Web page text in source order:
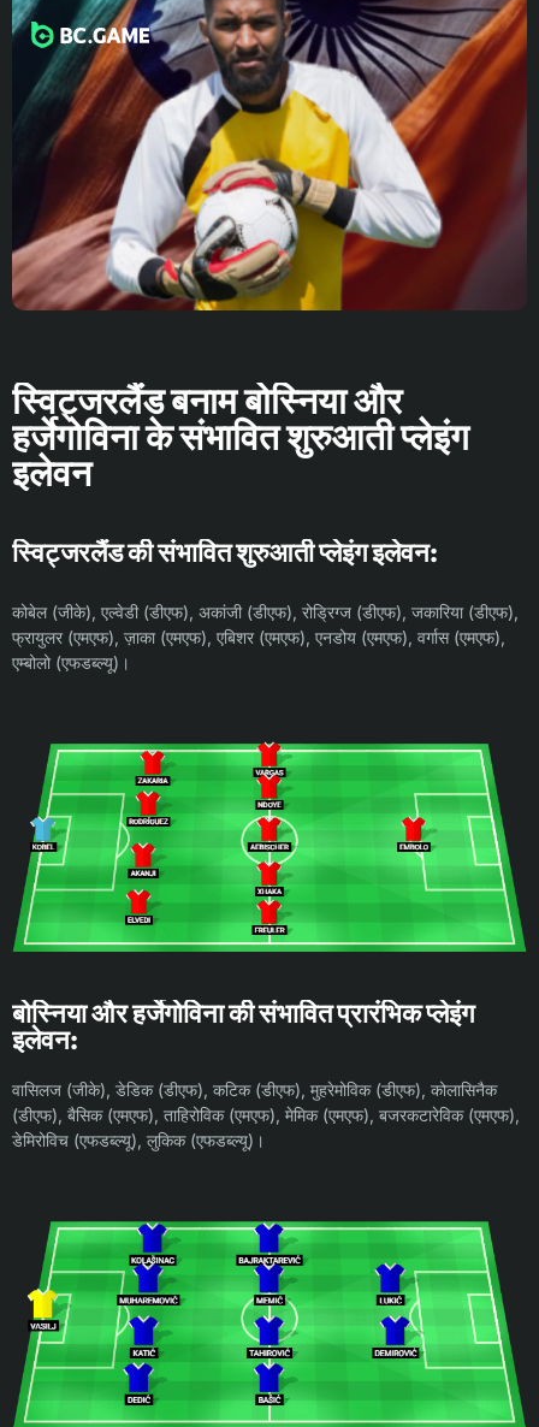
स्विट्जरलैंड बनाम बोस्निया और
हर्जेगोविना के संभावित शुरुआती प्लेइंग
इलेवन
स्विट्जरलैंड की संभावित शुरुआती प्लेइंग इलेवन:
कोबेल (जीके), एल्वेडी (डीएफ), अकांजी (डीएफ), रोड्रिग्ज (डीएफ), जकारिया (डीएफ),
फ्रायुलर (एमएफ), ज़ाका (एमएफ), एबिशर (एमएफ), एनडोय (एमएफ), वर्गास (एमएफ),
एम्बोलो (एफडब्ल्यू)।
बोस्निया और हर्जेगोविना की संभावित प्रारंभिक प्लेइंग
इलेवन:
वासिलज (जीके), डेडिक (डीएफ), कटिक (डीएफ), मुहरेमोविक (डीएफ), कोलासिनैक
(डीएफ), बैसिक (एमएफ), ताहिरोविक (एमएफ), मेमिक (एमएफ), बजरकटारेविक (एमएफ),
डेमिरोविच (एफडब्ल्यू), लुकिक (एफडब्ल्यू)।